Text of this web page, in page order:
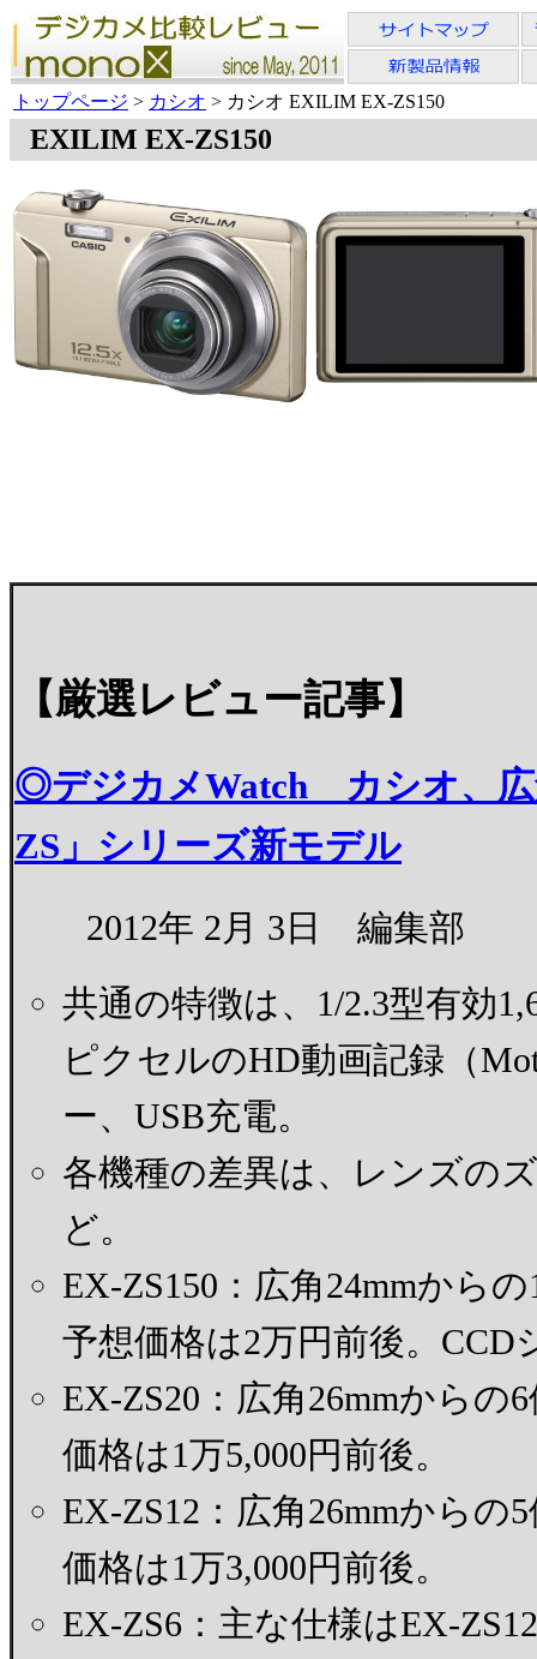
トップページ > カシオ > カシオ EXILIM EX-ZS150
EXILIM EX-ZS150
【厳選レビュー記事】
◎デジカメWatch カシオ、広
ZS」シリーズ新モデル
2012年 2月 3日 編集部
共通の特徴は、1/2.3型有効
ピクセルのHD動画記録（
ー、USB充電。
各機種の差異は、レンズの
ど。
EX-ZS150：広角24mmから
予想価格は2万円前後。
EX-ZS20：広角26mmからの
価格は1万5,000円前後。
EX-ZS12：広角26mmからの
価格は1万3,000円前後。
EX-ZS6：主な仕様はEX-